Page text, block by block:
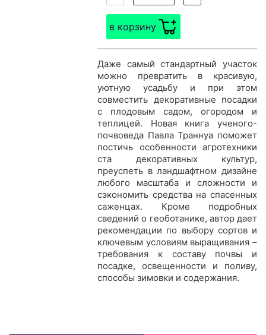
в корзину
Даже самый стандартный участок
можно превратить в красивую,
уютную усадьбу и при этом
совместить декоративные посадки
с плодовым садом, огородом и
теплицей. Новая книга ученого-
почвоведа Павла Траннуа поможет
постичь особенности агротехники
ста декоративных культур,
преуспеть в ландшафтном дизайне
любого масштаба и сложности и
сэкономить средства на спасенных
саженцах. Кроме подробных
сведений о геоботанике, автор дает
рекомендации по выбору сортов и
ключевым условиям выращивания –
требования к составу почвы и
посадке, освещенности и поливу,
способы зимовки и содержания.